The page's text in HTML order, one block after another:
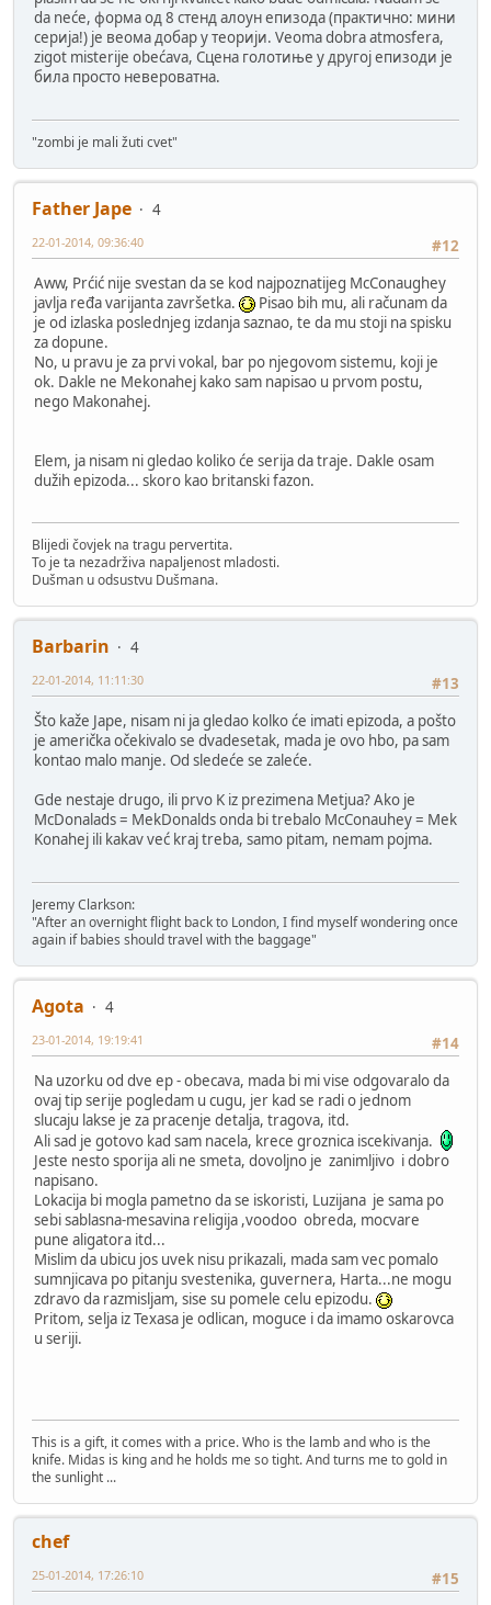
da neće, форма од 8 стенд алоун епизода (практично: мини
серија!) је веома добар у теорији. Veoma dobra atmosfera,
zigot misterije obećava, Сцена голотиње у другој епизоди је
била просто невероватна.
"zombi je mali žuti cvet"
Father Jape
4
#12
22-01-2014, 09:36:40
Aww, Prćić nije svestan da se kod najpoznatijeg McConaughey
javlja ređa varijanta završetka.
Pisao bih mu, ali računam da
je od izlaska poslednjeg izdanja saznao, te da mu stoji na spisku
za dopune.
No, u pravu je za prvi vokal, bar po njegovom sistemu, koji je
ok. Dakle ne Mekonahej kako sam napisao u prvom postu,
nego Makonahej.
Elem, ja nisam ni gledao koliko će serija da traje. Dakle osam
dužih epizoda... skoro kao britanski fazon.
Blijedi čovjek na tragu pervertita.
To je ta nezadrživa napaljenost mladosti.
Dušman u odsustvu Dušmana.
Barbarin
4
#13
22-01-2014, 11:11:30
Što kaže Jape, nisam ni ja gledao kolko će imati epizoda, a pošto
je američka očekivalo se dvadesetak, mada je ovo hbo, pa sam
kontao malo manje. Od sledeće se zaleće.
Gde nestaje drugo, ili prvo K iz prezimena Metjua? Ako je
McDonalads = MekDonalds onda bi trebalo McConauhey = Mek
Konahej ili kakav već kraj treba, samo pitam, nemam pojma.
Jeremy Clarkson:
"After an overnight flight back to London, I find myself wondering once
again if babies should travel with the baggage"
Agota
4
#14
23-01-2014, 19:19:41
Na uzorku od dve ep - obecava, mada bi mi vise odgovaralo da
ovaj tip serije pogledam u cugu, jer kad se radi o jednom
slucaju lakse je za pracenje detalja, tragova, itd.
Ali sad je gotovo kad sam nacela, krece groznica iscekivanja.
Jeste nesto sporija ali ne smeta, dovoljno je zanimljivo i dobro
napisano.
Lokacija bi mogla pametno da se iskoristi, Luzijana je sama po
sebi sablasna-mesavina religija ,voodoo obreda, mocvare
pune aligatora itd...
Mislim da ubicu jos uvek nisu prikazali, mada sam vec pomalo
sumnjicava po pitanju svestenika, guvernera, Harta...ne mogu
zdravo da razmisljam, sise su pomele celu epizodu.
Pritom, selja iz Texasa je odlican, moguce i da imamo oskarovca
u seriji.
This is a gift, it comes with a price. Who is the lamb and who is the
knife. Midas is king and he holds me so tight. And turns me to gold in
the sunlight ...
chef
#15
25-01-2014, 17:26:10